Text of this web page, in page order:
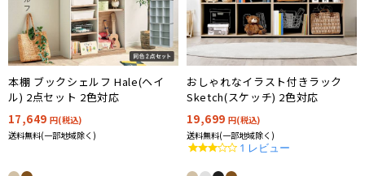
本棚 ブックシェルフ Hale(ヘイ
ル) 2点セット 2色対応
17,649 円(税込)
送料無料(一部地域除く)
おしゃれなイラスト付きラック
Sketch(スケッチ) 2色対応
19,699 円(税込)
送料無料(一部地域除く)
3.0
1 レビュー